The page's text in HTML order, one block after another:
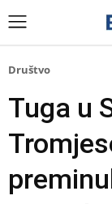
Društvo
Tuga u